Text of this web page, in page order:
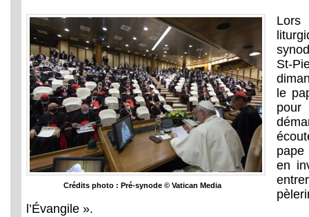
Crédits photo : Pré-synode © Vatican Media
St-
le
en
l’Évangile ».